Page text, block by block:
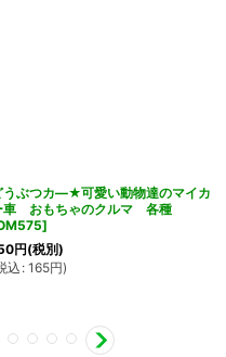
うぶつカ―★可愛い動物達のマイカ
車 おもちゃのクルマ 各種
]
円(税別)
込 : 165円)